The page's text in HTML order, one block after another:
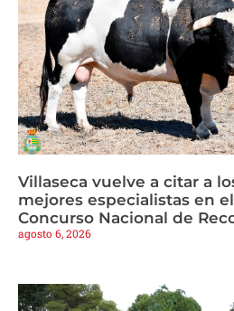
Villaseca vuelve a citar a
mejores especialistas en
Concurso Nacional de
agosto 6, 2026